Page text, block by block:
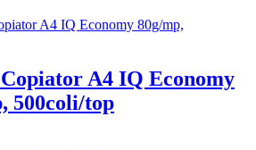
A4 IQ Economy
500coli/top